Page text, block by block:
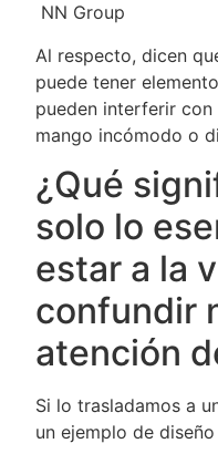
NN Group
Al respecto, dicen
puede tener
pueden interferir
mango incómodo o
¿Qué
solo lo
estar a la
confundir
atención
Si lo trasladamos a
un ejemplo de